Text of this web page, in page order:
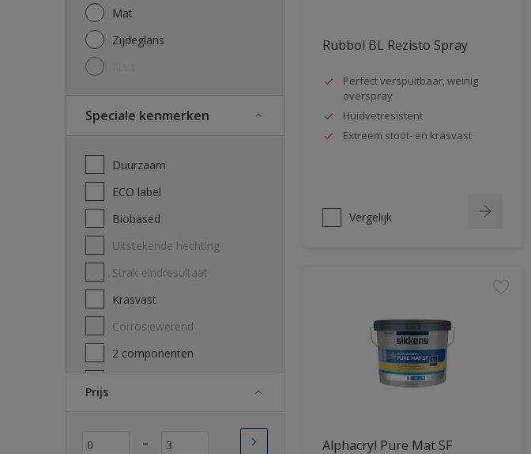
Mat
Zijdeglans
Speciale kenmerken
Duurzaam
ECO label
Biobased
Uitstekende hechting
Strak eindresultaat
Krasvast
Corrosiewerend
2 componenten
Wasbaar
Prijs
-
Rubbol BL Rezisto Spray
Perfect verspuitbaar, weinig
overspray
Huidvetresistent
Extreem stoot- en krasvast
Vergelijk
Alphacryl Pure Mat SF